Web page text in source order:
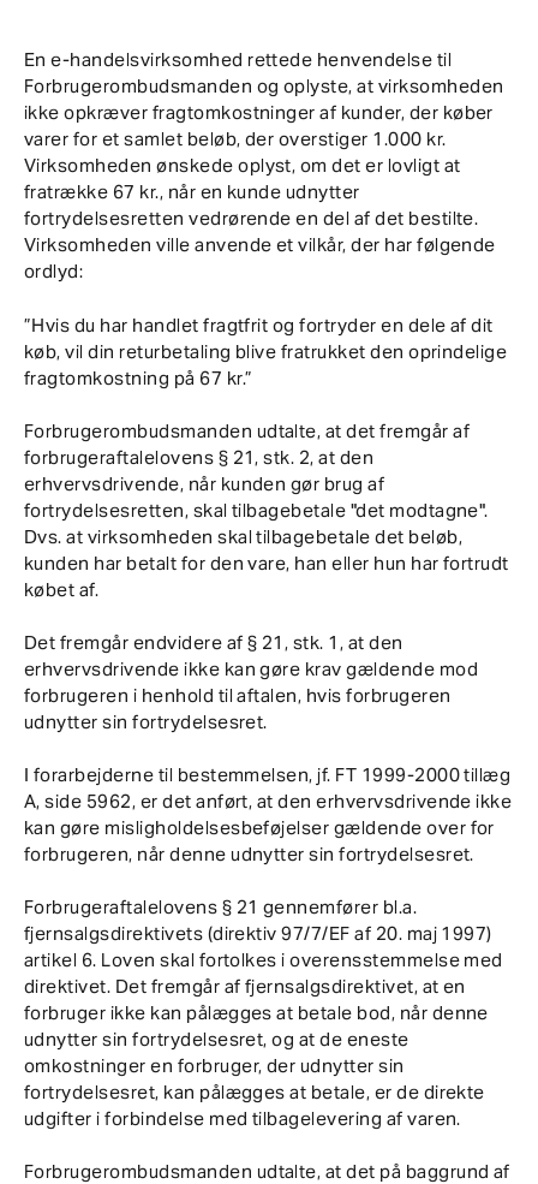
En e-handelsvirksomhed rettede henvendelse til
Forbrugerombudsmanden og oplyste, at virksomheden
ikke opkræver fragtomkostninger af kunder, der køber
varer for et samlet beløb, der overstiger 1.000 kr.
Virksomheden ønskede oplyst, om det er lovligt at
fratrække 67 kr., når en kunde udnytter
fortrydelsesretten vedrørende en del af det bestilte.
Virksomheden ville anvende et vilkår, der har følgende
ordlyd:
”Hvis du har handlet fragtfrit og fortryder en dele af dit
køb, vil din returbetaling blive fratrukket den oprindelige
fragtomkostning på 67 kr.”
Forbrugerombudsmanden udtalte, at det fremgår af
forbrugeraftalelovens § 21, stk. 2, at den
erhvervsdrivende, når kunden gør brug af
fortrydelsesretten, skal tilbagebetale "det modtagne".
Dvs. at virksomheden skal tilbagebetale det beløb,
kunden har betalt for den vare, han eller hun har fortrudt
købet af.
Det fremgår endvidere af § 21, stk. 1, at den
erhvervsdrivende ikke kan gøre krav gældende mod
forbrugeren i henhold til aftalen, hvis forbrugeren
udnytter sin fortrydelsesret.
I forarbejderne til bestemmelsen, jf. FT 1999-2000 tillæg
A, side 5962, er det anført, at den erhvervsdrivende ikke
kan gøre misligholdelsesbeføjelser gældende over for
forbrugeren, når denne udnytter sin fortrydelsesret.
Forbrugeraftalelovens § 21 gennemfører bl.a.
fjernsalgsdirektivets (direktiv 97/7/EF af 20. maj 1997)
artikel 6. Loven skal fortolkes i overensstemmelse med
direktivet. Det fremgår af fjernsalgsdirektivet, at en
forbruger ikke kan pålægges at betale bod, når denne
udnytter sin fortrydelsesret, og at de eneste
omkostninger en forbruger, der udnytter sin
fortrydelsesret, kan pålægges at betale, er de direkte
udgifter i forbindelse med tilbagelevering af varen.
Forbrugerombudsmanden udtalte, at det på baggrund af